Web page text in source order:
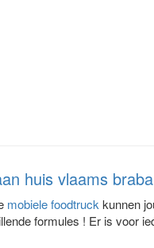
huis vlaams
mobiele foodtruck kunnen
formules ! Er is voor